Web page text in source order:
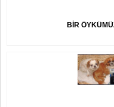
BİR